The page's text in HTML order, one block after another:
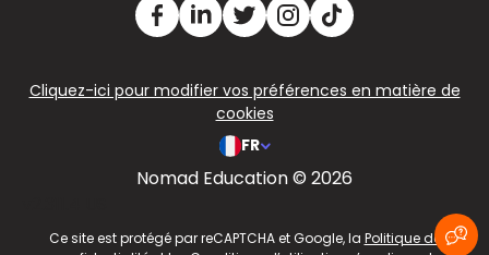
Cliquez-ici pour modifier vos préférences en matière de
cookies
FR
Nomad Education © 2026
Ce site est protégé par reCAPTCHA et Google, la Politique de